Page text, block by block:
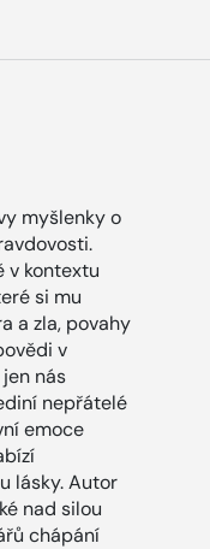
myšlenky o
v kontextu
si mu
a zla, povahy
v
nás
nepřátelé
emoce
lásky. Autor
nad silou
chápání